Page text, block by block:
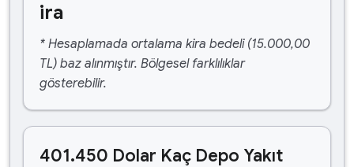
ira
* Hesaplamada ortalama kira bedeli (15.000,00
TL) baz alınmıştır. Bölgesel farklılıklar
gösterebilir.
401.450 Dolar Kaç Depo Yakıt